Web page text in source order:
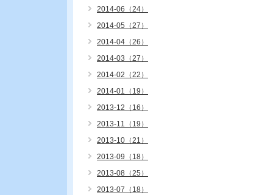
2014-06（24）
2014-05（27）
2014-04（26）
2014-03（27）
2014-02（22）
2014-01（19）
2013-12（16）
2013-11（19）
2013-10（21）
2013-09（18）
2013-08（25）
2013-07（18）